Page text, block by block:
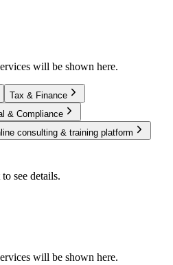
will be shown here.
Tax & Finance
& Compliance
consulting & training platform
see details.
will be shown here.